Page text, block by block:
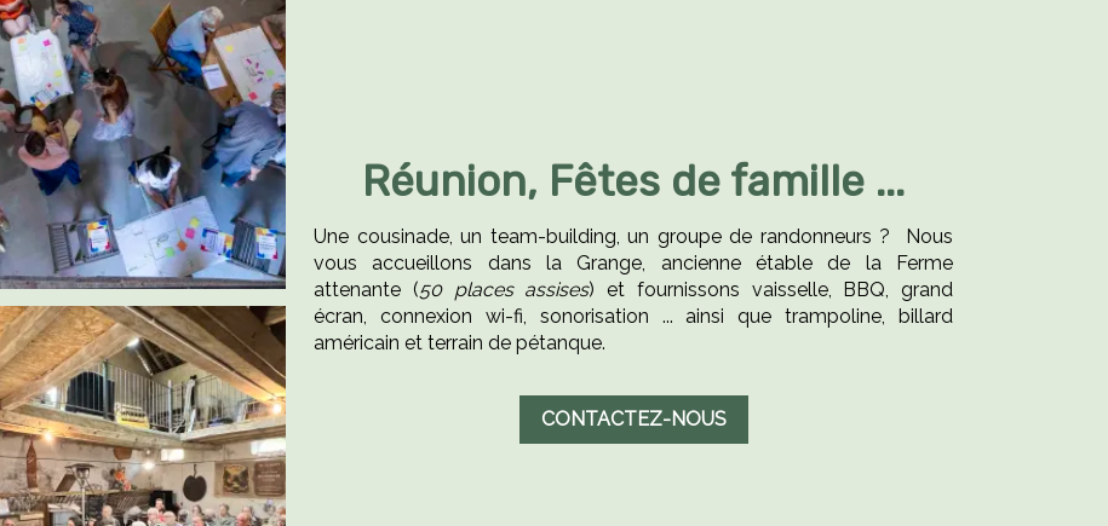
Réunion, Fêtes de famille ...
Une cousinade, un team-building, un groupe de randonneurs ? Nous
vous accueillons dans la Grange, ancienne étable de la Ferme
attenante (50 places assises) et fournissons vaisselle, BBQ, grand
écran, connexion wi-fi, sonorisation ... ainsi que trampoline, billard
américain et terrain de pétanque.
CONTACTEZ-NOUS